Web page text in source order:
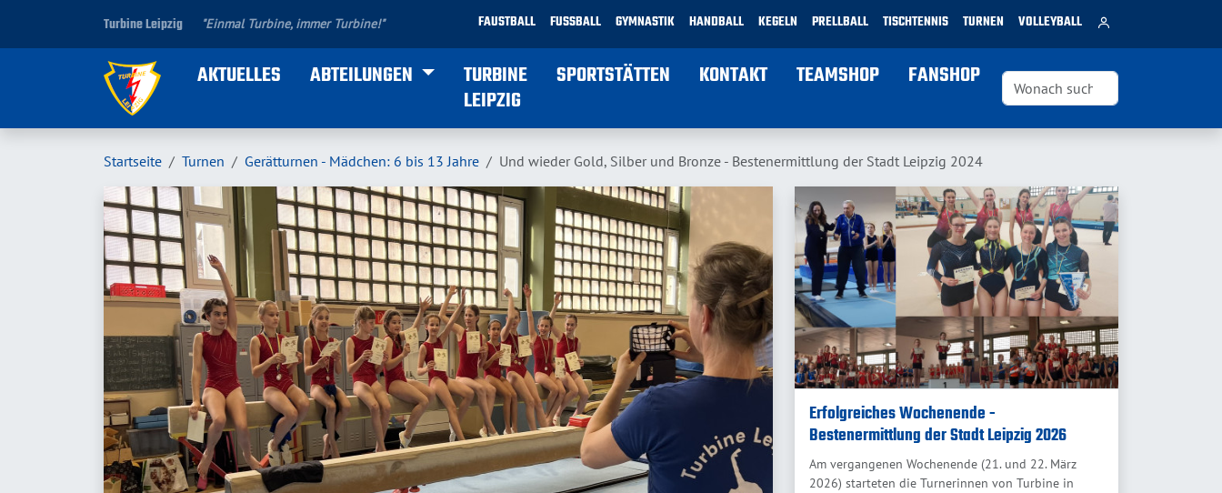
Turbine Leipzig "Einmal Turbine, immer Turbine!" FAUSTBALL FUSSBALL GYMNASTIK HANDBALL KEGELN PRELLBALL TISCHTENNIS TURNEN VOLLEYBALL
AKTUELLES ABTEILUNGEN
TURBINE
LEIPZIG
SPORTSTÄTTEN KONTAKT TEAMSHOP FANSHOP
Startseite Turnen Gerätturnen - Mädchen: 6 bis 13 Jahre Und wieder Gold, Silber und Bronze - Bestenermittlung der Stadt Leipzig 2024
Erfolgreiches Wochenende -
Bestenermittlung der Stadt Leipzig 2026
Am vergangenen Wochenende (21. und 22. März
2026) starteten die Turnerinnen von Turbine in